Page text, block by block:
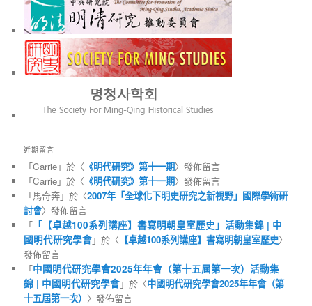
近期留言
「Carrie」於〈 《明代研究》第十一期〉發佈留言
「Carrie」於〈 《明代研究》第十一期〉發佈留言
「馬奇奔」於〈2007年「全球化下明史研究之新視野」國際學術研
討會〉發佈留言
「 「【卓越100系列講座】書寫明朝皇室歷史」活動集錦 | 中
國明代研究學會」於〈 【卓越100系列講座】書寫明朝皇室歷史〉
發佈留言
「中國明代研究學會2025年年會（第十五屆第一次）活動集
錦 | 中國明代研究學會」於〈中國明代研究學會2025年年會（第
十五屆第一次） 〉發佈留言